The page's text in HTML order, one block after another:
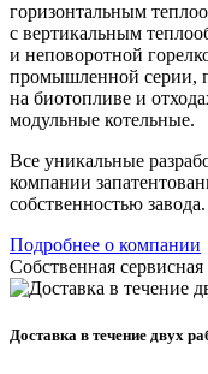
горизонтальным
с вертикальным
и неповоротной
промышленной серии,
на биотопливе и
модульные котельные.
Все уникальные
компании
собственностью завода.
Подробнее о компании
Собственная
Доставка в течение двух